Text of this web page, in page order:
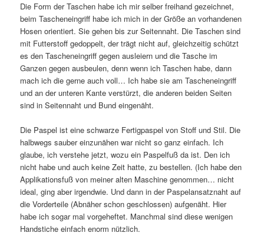
Die Form der Taschen habe ich mir selber freihand gezeichnet,
beim Tascheneingriff habe ich mich in der Größe an vorhandenen
Hosen orientiert. Sie gehen bis zur Seitennaht. Die Taschen sind
mit Futterstoff gedoppelt, der trägt nicht auf, gleichzeitig schützt
es den Tascheneingriff gegen ausleiern und die Tasche im
Ganzen gegen ausbeulen, denn wenn ich Taschen habe, dann
mach ich die gerne auch voll… Ich habe sie am Tascheneingriff
und an der unteren Kante verstürzt, die anderen beiden Seiten
sind in Seitennaht und Bund eingenäht.
Die Paspel ist eine schwarze Fertigpaspel von Stoff und Stil. Die
halbwegs sauber einzunähen war nicht so ganz einfach. Ich
glaube, ich verstehe jetzt, wozu ein Paspelfuß da ist. Den ich
nicht habe und auch keine Zeit hatte, zu bestellen. (Ich habe den
Applikationsfuß von meiner alten Maschine genommen… nicht
ideal, ging aber irgendwie. Und dann in der Paspelansatznaht auf
die Vorderteile (Abnäher schon geschlossen) aufgenäht. Hier
habe ich sogar mal vorgeheftet. Manchmal sind diese wenigen
Handstiche einfach enorm nützlich.